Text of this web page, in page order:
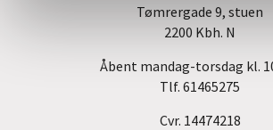
Tømrergade 9, stuen
2200 Kbh. N
Åbent mandag-torsdag kl.
Tlf. 61465275
Cvr. 14474218